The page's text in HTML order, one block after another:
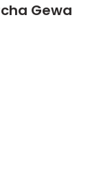
Gewa
822.092